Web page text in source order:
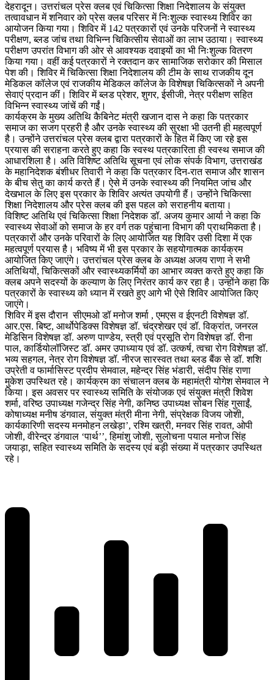
देहरादून। उत्तरांचल प्रेस क्लब एवं चिकित्सा शिक्षा निदेशालय के संयुक्त
तत्वावधान में शनिवार को प्रेस क्लब परिसर में निःशुल्क स्वास्थ्य शिविर का
आयोजन किया गया। शिविर में 142 पत्रकारों एवं उनके परिजनों ने स्वास्थ्य
परीक्षण, ब्लड जांच तथा विभिन्न चिकित्सीय सेवाओं का लाभ उठाया। स्वास्थ्य
परीक्षण उपरांत विभाग की ओर से आवश्यक दवाइयों का भी निःशुल्क वितरण
किया गया। वहीं कई पत्रकारों ने रक्तदान कर सामाजिक सरोकार की मिसाल
पेश की। शिविर में चिकित्सा शिक्षा निदेशालय की टीम के साथ राजकीय दून
मेडिकल कॉलेज एवं राजकीय मेडिकल कॉलेज के विशेषज्ञ चिकित्सकों ने अपनी
सेवाएं प्रदान कीं। शिविर में ब्लड प्रेशर, शुगर, ईसीजी, नेत्र परीक्षण सहित
विभिन्न स्वास्थ्य जांचें की गईं।
कार्यक्रम के मुख्य अतिथि कैबिनेट मंत्री खजान दास ने कहा कि पत्रकार
समाज का सजग प्रहरी है और उनके स्वास्थ्य की सुरक्षा भी उतनी ही महत्वपूर्ण
है। उन्होंने उत्तरांचल प्रेस क्लब द्वारा पत्रकारों के हित में किए जा रहे इस
प्रयास की सराहना करते हुए कहा कि स्वस्थ पत्रकारिता ही स्वस्थ समाज की
आधारशिला है। अति विशिष्ट अतिथि सूचना एवं लोक संपर्क विभाग, उत्तराखंड
के महानिदेशक बंशीधर तिवारी ने कहा कि पत्रकार दिन-रात समाज और शासन
के बीच सेतु का कार्य करते हैं। ऐसे में उनके स्वास्थ्य की नियमित जांच और
देखभाल के लिए इस प्रकार के शिविर अत्यंत उपयोगी हैं। उन्होंने चिकित्सा
शिक्षा निदेशालय और प्रेस क्लब की इस पहल को सराहनीय बताया।
विशिष्ट अतिथि एवं चिकित्सा शिक्षा निदेशक डॉ. अजय कुमार आर्या ने कहा कि
स्वास्थ्य सेवाओं को समाज के हर वर्ग तक पहुंचाना विभाग की प्राथमिकता है।
पत्रकारों और उनके परिवारों के लिए आयोजित यह शिविर उसी दिशा में एक
महत्वपूर्ण प्रयास है। भविष्य में भी इस प्रकार के सहयोगात्मक कार्यक्रम
आयोजित किए जाएंगे। उत्तरांचल प्रेस क्लब के अध्यक्ष अजय राणा ने सभी
अतिथियों, चिकित्सकों और स्वास्थ्यकर्मियों का आभार व्यक्त करते हुए कहा कि
क्लब अपने सदस्यों के कल्याण के लिए निरंतर कार्य कर रहा है। उन्होंने कहा कि
पत्रकारों के स्वास्थ्य को ध्यान में रखते हुए आगे भी ऐसे शिविर आयोजित किए
जाएंगे।
शिविर में इस दौरान सीएमओ डॉ मनोज शर्मा , एमएस व ईएनटी विशेषज्ञ डॉ.
आर.एस. बिष्ट, आर्थोपेडिक्स विशेषज्ञ डॉ. चंद्रशेखर एवं डॉ. विक्रांत, जनरल
मेडिसिन विशेषज्ञ डॉ. अरुण पाण्डेय, स्त्री एवं प्रसूति रोग विशेषज्ञ डॉ. रीना
पाल, कार्डियोलॉजिस्ट डॉ. अमर उपाध्याय एवं डॉ. उत्कर्ष, त्वचा रोग विशेषज्ञ डॉ.
भव्य सहगल, नेत्र रोग विशेषज्ञ डॉ. नीरज सारस्वत तथा ब्लड बैंक से डॉ. शशि
उप्रेती व फार्मासिस्ट प्रदीप सेमवाल, महेन्द्र सिंह भंडारी, संदीप सिंह राणा
मुकेश उपस्थित रहे। कार्यक्रम का संचालन क्लब के महामंत्री योगेश सेमवाल ने
किया। इस अवसर पर स्वास्थ्य समिति के संयोजक एवं संयुक्त मंत्री शिवेश
शर्मा, वरिष्ठ उपाध्यक्ष गजेन्द्र सिंह नेगी, कनिष्ठ उपाध्यक्ष सोबन सिंह गुसाईं,
कोषाध्यक्ष मनीष डंगवाल, संयुक्त मंत्री मीना नेगी, संप्रेक्षक विजय जोशी,
कार्यकारिणी सदस्य मनमोहन लखेड़ा’, रश्मि खत्री, मनवर सिंह रावत, ओपी
जोशी, वीरेन्द्र डंगवाल ‘पार्थ’’, हिमांशु जोशी, सुलोचना पयाल मनोज सिंह
जयाड़ा, सहित स्वास्थ्य समिति के सदस्य एवं बड़ी संख्या में पत्रकार उपस्थित
रहे।